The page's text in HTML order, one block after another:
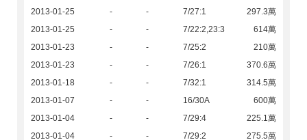
2013-01-25
- - 7/27:1
297.3萬
2013-01-25
- - 7/22:2,23:3
614萬
2013-01-23
- - 7/25:2
210萬
2013-01-23
- - 7/26:1
370.6萬
2013-01-18
- - 7/32:1
314.5萬
2013-01-07
- - 16/30A
600萬
2013-01-04
- - 7/29:4
225.1萬
2013-01-04
- - 7/29:2
275.5萬